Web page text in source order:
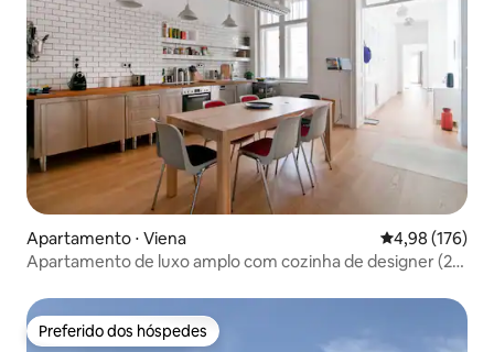
Apartamento ⋅ Viena 4,98 de uma
4,98 (176)
Apartamento de luxo amplo com cozinha de designer (2
Preferido dos hóspedes
Preferido dos hóspedes